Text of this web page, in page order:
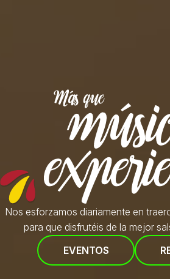
Nos esforzamos diariamente en
para que disfrutéis de la mejor
EVENTOS